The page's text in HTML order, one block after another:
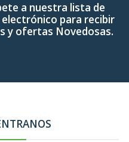
a nuestra lista de
para recibir
y ofertas Novedosas.